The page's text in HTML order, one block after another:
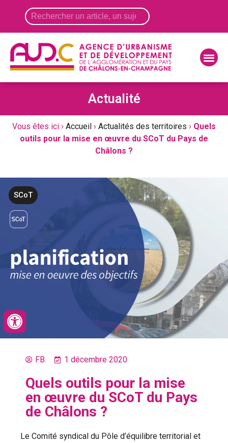
Actualité
Vous êtes ici › Accueil › Actualités des territoires › Quels
outils pour la mise en œuvre du SCoT du Pays de
Châlons ?
SCoT
FB. 1 décembre 2020
Quels outils pour la mise
en œuvre du SCoT du Pays
de Châlons ?
Le Comité syndical du Pôle d’équilibre territorial et
Panneau de gestion des cookies